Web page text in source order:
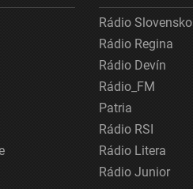
Rádio Slovensko
Rádio Regina
Rádio Devín
Rádio_FM
Patria
Rádio RSI
Rádio Litera
Rádio Junior